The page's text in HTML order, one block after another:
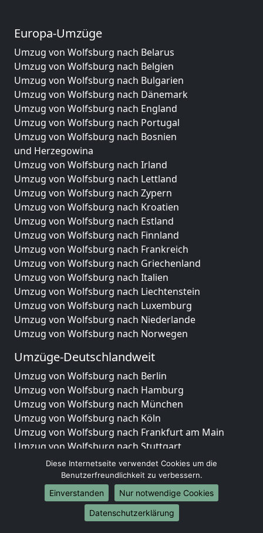
Europa-Umzüge
Umzug von Wolfsburg nach Belarus
Umzug von Wolfsburg nach Belgien
Umzug von Wolfsburg nach Bulgarien
Umzug von Wolfsburg nach Dänemark
Umzug von Wolfsburg nach England
Umzug von Wolfsburg nach Portugal
Umzug von Wolfsburg nach Bosnien
und Herzegowina
Umzug von Wolfsburg nach Irland
Umzug von Wolfsburg nach Lettland
Umzug von Wolfsburg nach Zypern
Umzug von Wolfsburg nach Kroatien
Umzug von Wolfsburg nach Estland
Umzug von Wolfsburg nach Finnland
Umzug von Wolfsburg nach Frankreich
Umzug von Wolfsburg nach Griechenland
Umzug von Wolfsburg nach Italien
Umzug von Wolfsburg nach Liechtenstein
Umzug von Wolfsburg nach Luxemburg
Umzug von Wolfsburg nach Niederlande
Umzug von Wolfsburg nach Norwegen
Umzüge-Deutschlandweit
Umzug von Wolfsburg nach Berlin
Umzug von Wolfsburg nach Hamburg
Umzug von Wolfsburg nach München
Umzug von Wolfsburg nach Köln
Umzug von Wolfsburg nach Frankfurt am Main
Umzug von Wolfsburg nach Stuttgart
Umzug von Wolfsburg nach Düsseldorf
Umzug von Wolfsburg nach Leipzig
Umzug von Wolfsburg nach Dortmund
Umzug von Wolfsburg nach Essen
Umzug von Wolfsburg nach Bremen
Diese Internetseite verwendet Cookies um die
Benutzerfreundlichkeit zu verbessern.
Einverstanden
Nur notwendige Cookies
Datenschutzerklärung